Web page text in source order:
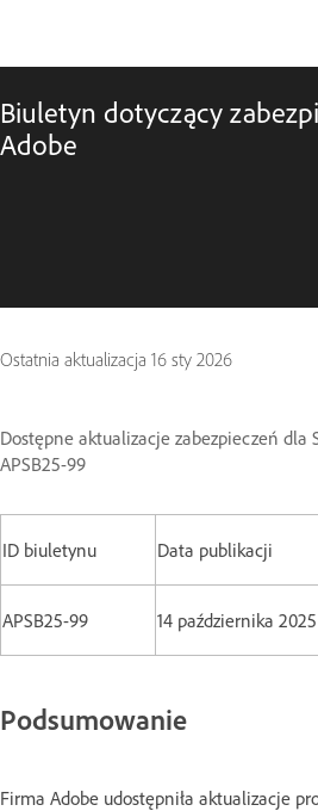
Biuletyn dotyczący
Adobe
Ostatnia aktualizacja 16 sty 2026
Dostępne aktualizacje zabezpieczeń dla
APSB25-99
ID biuletynu Data publikacji
APSB25-99 14 października 2025
Podsumowanie
Firma Adobe udostępniła aktualizacje